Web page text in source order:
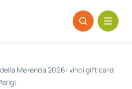
Merenda 2026: vinci gift card